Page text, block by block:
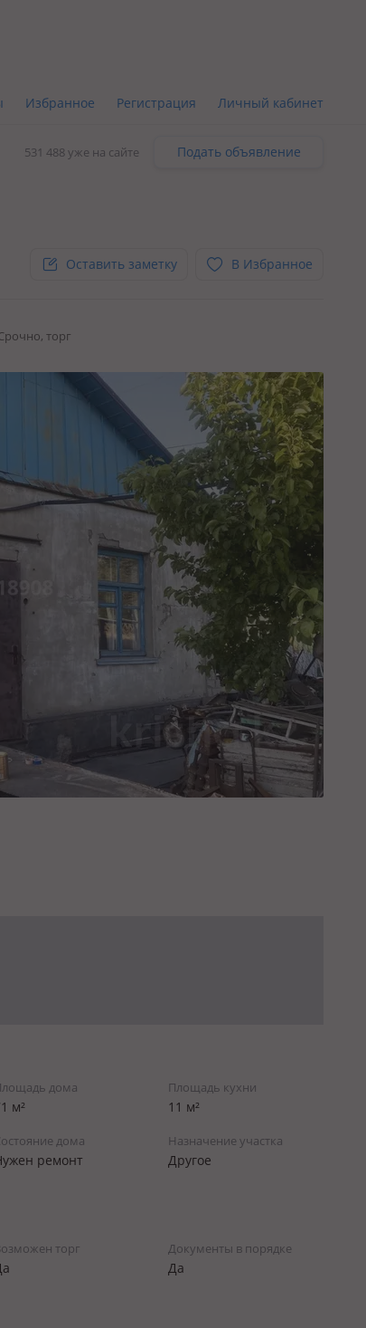
Избранное Регистрация Личный кабинет
531 488 уже на сайте Подать объявление
Оставить заметку В Избранное
торг
дома
м²
Площадь кухни
11 м²
дома
ремонт
Назначение участка
Другое
торг Документы в порядке
Да